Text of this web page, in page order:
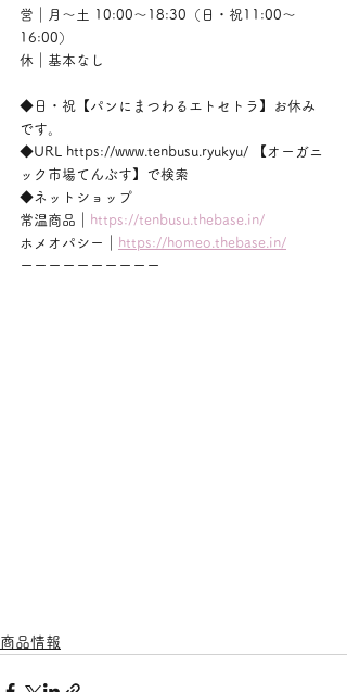
営｜月〜土 10:00〜18:30（日・祝11:00〜
16:00）
休｜基本なし
◆日・祝【パンにまつわるエトセトラ】お休み
です。
◆URL https://www.tenbusu.ryukyu/ 【オーガニ
ック市場てんぶす】で検索
◆ネットショップ
常温商品｜
https://tenbusu.thebase.in/
ホメオパシー｜
https://homeo.thebase.in/
ーーーーーーーーーー
商品情報